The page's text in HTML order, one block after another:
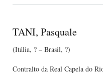
TANI, Pasquale
(Itália, ? – Brasil, ?)
Contralto da Real Capela do